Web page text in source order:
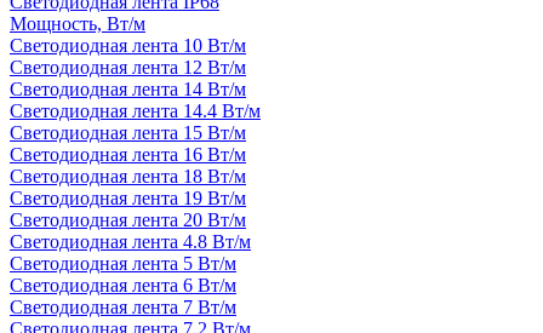
Мощность, Вт/м
Светодиодная лента 10 Вт/м
Светодиодная лента 12 Вт/м
Светодиодная лента 14 Вт/м
Светодиодная лента 14.4 Вт/м
Светодиодная лента 15 Вт/м
Светодиодная лента 16 Вт/м
Светодиодная лента 18 Вт/м
Светодиодная лента 19 Вт/м
Светодиодная лента 20 Вт/м
Светодиодная лента 4.8 Вт/м
Светодиодная лента 5 Вт/м
Светодиодная лента 6 Вт/м
Светодиодная лента 7 Вт/м
Светодиодная лента 7.2 Вт/м